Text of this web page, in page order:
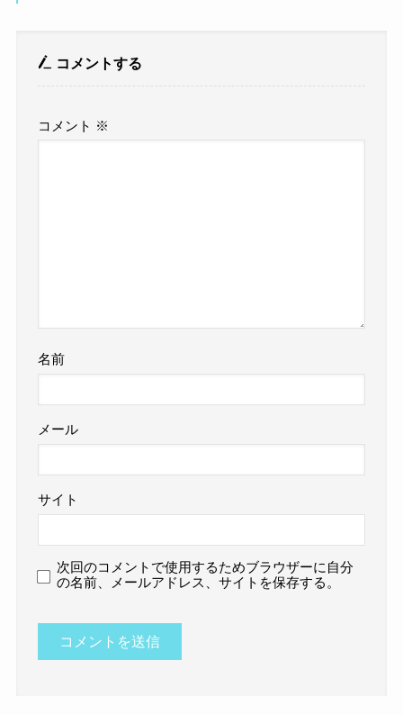
コメントする
コメント ※
名前
メール
サイト
次回のコメントで使用するためブラウザーに自分
の名前、メールアドレス、サイトを保存する。